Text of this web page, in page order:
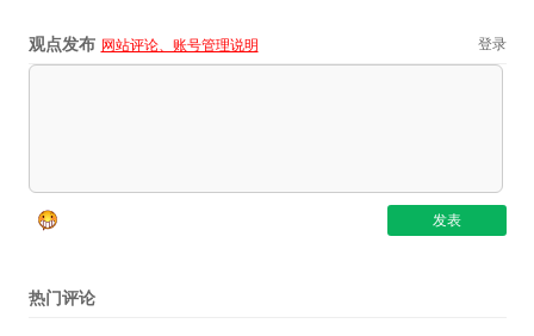
观点发布 网站评论、账号管理说明 登录
热门评论